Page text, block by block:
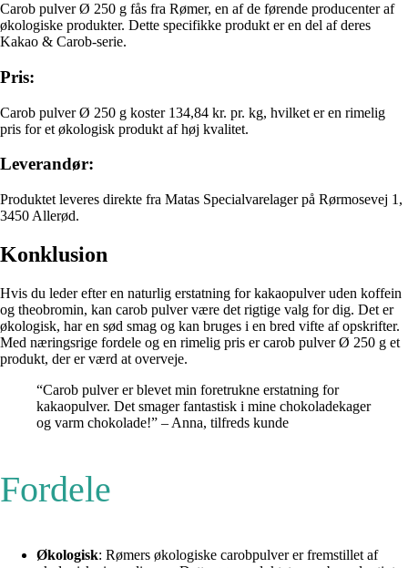
Carob pulver Ø 250 g fås fra Rømer, en af de førende producenter af
økologiske produkter. Dette specifikke produkt er en del af deres
Kakao & Carob-serie.
Pris:
Carob pulver Ø 250 g koster 134,84 kr. pr. kg, hvilket er en rimelig
pris for et økologisk produkt af høj kvalitet.
Leverandør:
Produktet leveres direkte fra Matas Specialvarelager på Rørmosevej 1,
3450 Allerød.
Konklusion
Hvis du leder efter en naturlig erstatning for kakaopulver uden koffein
og theobromin, kan carob pulver være det rigtige valg for dig. Det er
økologisk, har en sød smag og kan bruges i en bred vifte af opskrifter.
Med næringsrige fordele og en rimelig pris er carob pulver Ø 250 g et
produkt, der er værd at overveje.
“Carob pulver er blevet min foretrukne erstatning for
kakaopulver. Det smager fantastisk i mine chokoladekager
og varm chokolade!” – Anna, tilfreds kunde
Fordele
Økologisk: Rømers økologiske carobpulver er fremstillet af